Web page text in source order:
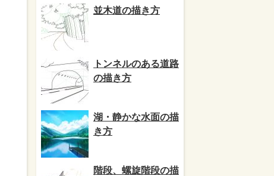
並木道の描き方
トンネルのある道路
の描き方
湖・静かな水面の描
き方
階段、螺旋階段の描